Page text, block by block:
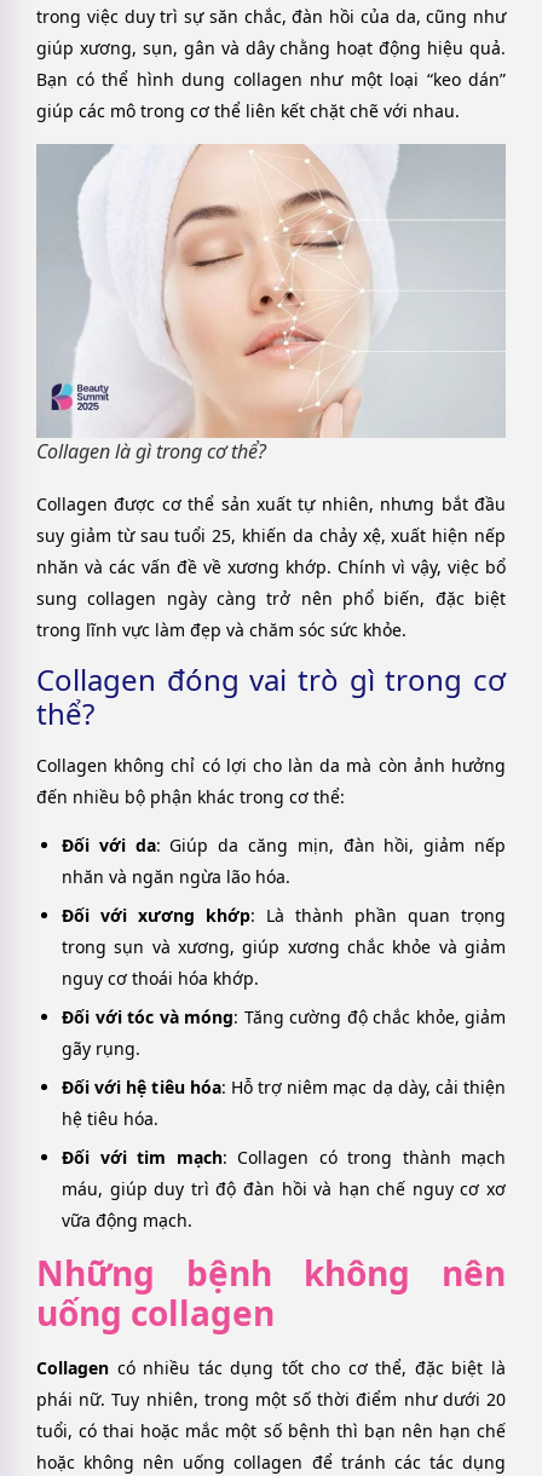
trong việc duy trì sự săn chắc, đàn hồi của da, cũng như
giúp xương, sụn, gân và dây chằng hoạt động hiệu quả.
Bạn có thể hình dung collagen như một loại “keo dán”
giúp các mô trong cơ thể liên kết chặt chẽ với nhau.
Collagen là gì trong cơ thể?
Collagen được cơ thể sản xuất tự nhiên, nhưng bắt đầu
suy giảm từ sau tuổi 25, khiến da chảy xệ, xuất hiện nếp
nhăn và các vấn đề về xương khớp. Chính vì vậy, việc bổ
sung collagen ngày càng trở nên phổ biến, đặc biệt
trong lĩnh vực làm đẹp và chăm sóc sức khỏe.
Collagen đóng vai trò gì trong cơ
thể?
Collagen không chỉ có lợi cho làn da mà còn ảnh hưởng
đến nhiều bộ phận khác trong cơ thể:
Đối với da: Giúp da căng mịn, đàn hồi, giảm nếp
nhăn và ngăn ngừa lão hóa.
Đối với xương khớp: Là thành phần quan trọng
trong sụn và xương, giúp xương chắc khỏe và giảm
nguy cơ thoái hóa khớp.
Đối với tóc và móng: Tăng cường độ chắc khỏe, giảm
gãy rụng.
Đối với hệ tiêu hóa: Hỗ trợ niêm mạc dạ dày, cải thiện
hệ tiêu hóa.
Đối với tim mạch: Collagen có trong thành mạch
máu, giúp duy trì độ đàn hồi và hạn chế nguy cơ xơ
vữa động mạch.
Những bệnh không nên
uống collagen
Collagen có nhiều tác dụng tốt cho cơ thể, đặc biệt là
phái nữ. Tuy nhiên, trong một số thời điểm như dưới 20
tuổi, có thai hoặc mắc một số bệnh thì bạn nên hạn chế
hoặc không nên uống collagen để tránh các tác dụng